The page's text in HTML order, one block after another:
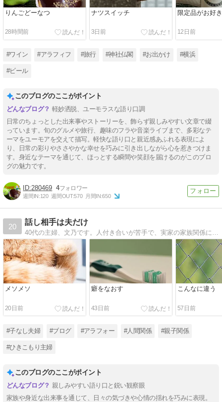
りんごどーなつ
28時間前
ナツスイッチ
3日前
限定品がお好き
12日前
#ワイン #アラフィフ #旅行 #神社仏閣 #お出かけ #横浜
#ビール
このブログのここがポイント
軽妙洒脱、ユーモラスな語り口調
日常のちょっとした出来事やストーリーを、飾らず親しみやすい文章で綴
っています。旬のグルメや旅行、趣味のフラや音楽ライブまで、多彩なテ
ーマをユーモアを交えて描写。軽快な語り口と親近感あふれる表現によ
り、日常の彩りやささやかな幸せを巧みに引き出しながら心を惹きつけま
す。身近なテーマを通じて、ほっとする瞬間や笑顔を届けるのがこのブロ
グの魅力です。
280469 4
週間IN:120 週間OUT:570 月間IN:650
20
話し相手は夫だけ
メソメソ
20日前
癖をなおす
43日前
こんなに違う
57日前
#子なし夫婦 #ブログ #アラフォー #人間関係 #親子関係
#ひきこもり主婦
このブログのここがポイント
親しみやすい語り口と鋭い観察眼
家族や身近な出来事を通じて、日々の気づきや心情の揺れを巧みに表現。